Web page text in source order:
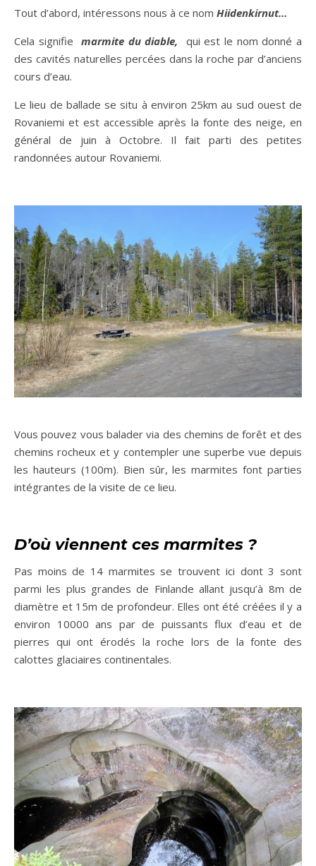
Tout d’abord, intéressons nous à ce nom Hiidenkirnut…
Cela signifie marmite du diable, qui est le nom donné a
des cavités naturelles percées dans la roche par d’anciens
cours d’eau.
Le lieu de ballade se situ à environ 25km au sud ouest de
Rovaniemi et est accessible après la fonte des neige, en
général de juin à Octobre. Il fait parti des petites
randonnées autour Rovaniemi.
Vous pouvez vous balader via des chemins de forêt et des
chemins rocheux et y contempler une superbe vue depuis
les hauteurs (100m). Bien sûr, les marmites font parties
intégrantes de la visite de ce lieu.
D’où viennent ces marmites ?
Pas moins de 14 marmites se trouvent ici dont 3 sont
parmi les plus grandes de Finlande allant jusqu’à 8m de
diamètre et 15m de profondeur. Elles ont été créées il y a
environ 10000 ans par de puissants flux d’eau et de
pierres qui ont érodés la roche lors de la fonte des
calottes glaciaires continentales.